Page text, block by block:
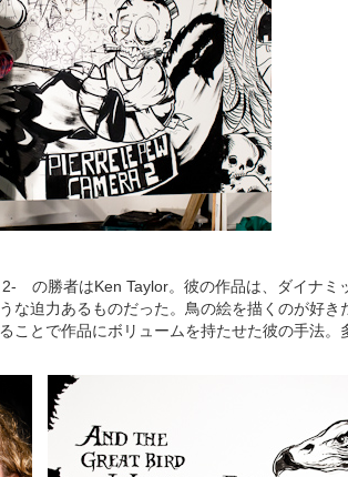
の勝者はKen Taylor。彼の作品は、ダイナミ
な迫力あるものだった。鳥の絵を描くのが好
ことで作品にボリュームを持たせた彼の手法